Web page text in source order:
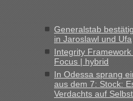
gebrauchter Kleidung beim
„Hallo Leute, ich weiß nicht,
Anfrage. Ich möchte 4
Straßen Kleidung bei der
mitnehmen. Es ist
Generalstab
in Jaroslawl und Ufa
Integrity
Focus | hybrid
In Odessa sprang
aus dem 7: Stock:
Verdachts auf